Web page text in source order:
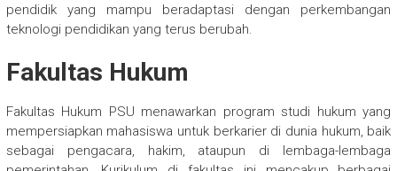
pendidik yang mampu beradaptasi dengan perkembangan
teknologi pendidikan yang terus berubah.
Fakultas Hukum
Fakultas Hukum PSU menawarkan program studi hukum yang
mempersiapkan mahasiswa untuk berkarier di dunia hukum, baik
sebagai pengacara, hakim, ataupun di lembaga-lembaga